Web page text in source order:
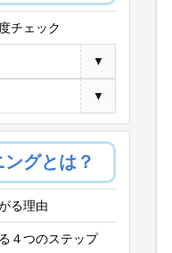
チェック
▼
▼
グとは？
る理由
４つのステップ